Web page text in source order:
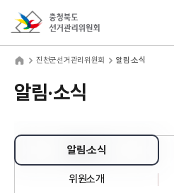
진천군선거관리위원회 알림·소식
알림·소식
알림·소식
위원소개